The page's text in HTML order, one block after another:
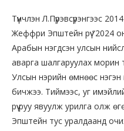
Түүнчлэн Л.Пүрэвсүрэнгээс
Жеффри Эпштейн рүү “2024
Арабын нэгдсэн улсын
аварга шалгаруулах
Улсын нэрийн өмнөөс
бичжээ. Тиймээс, уг
рүү руу явуулж урилга олж
Эпштейн тус уралдаанд